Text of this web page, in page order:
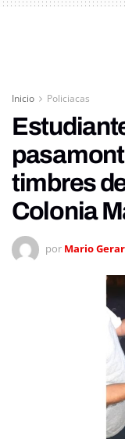
Inicio Policiacas
timbres
Colonia
por Mario